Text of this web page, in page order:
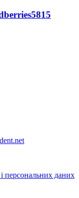
5815
персональних даних